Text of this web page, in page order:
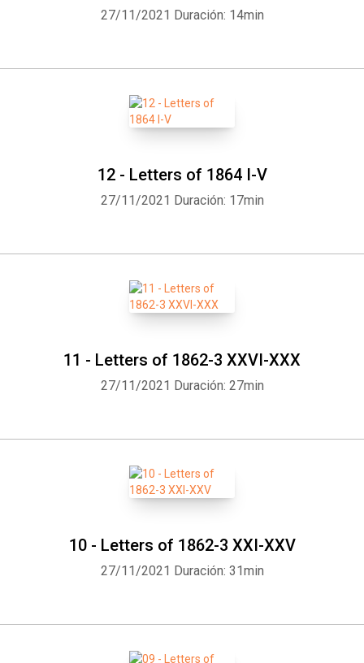
27/11/2021 Duración: 14min
12 - Letters of 1864 I-V
27/11/2021 Duración: 17min
11 - Letters of 1862-3 XXVI-XXX
27/11/2021 Duración: 27min
10 - Letters of 1862-3 XXI-XXV
27/11/2021 Duración: 31min